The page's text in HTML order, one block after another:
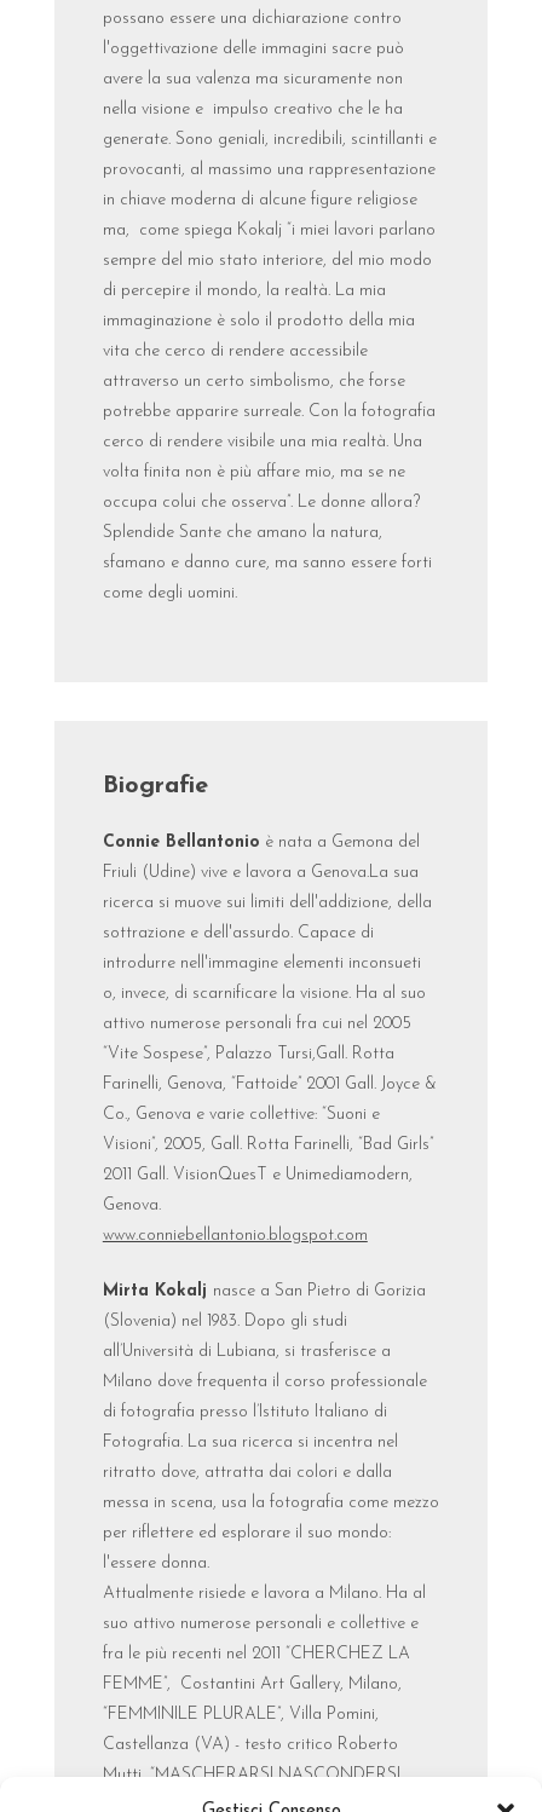
possano essere una dichiarazione contro
l'oggettivazione delle immagini sacre può
avere la sua valenza ma sicuramente non
nella visione e impulso creativo che le ha
generate. Sono geniali, incredibili, scintillanti e
provocanti, al massimo una rappresentazione
in chiave moderna di alcune figure religiose
ma, come spiega Kokalj “i miei lavori parlano
sempre del mio stato interiore, del mio modo
di percepire il mondo, la realtà. La mia
immaginazione è solo il prodotto della mia
vita che cerco di rendere accessibile
attraverso un certo simbolismo, che forse
potrebbe apparire surreale. Con la fotografia
cerco di rendere visibile una mia realtà. Una
volta finita non è più affare mio, ma se ne
occupa colui che osserva”. Le donne allora?
Splendide Sante che amano la natura,
sfamano e danno cure, ma sanno essere forti
come degli uomini.
Biografie
Connie Bellantonio è nata a Gemona del
Friuli (Udine) vive e lavora a Genova.La sua
ricerca si muove sui limiti dell'addizione, della
sottrazione e dell'assurdo. Capace di
introdurre nell'immagine elementi inconsueti
o, invece, di scarnificare la visione. Ha al suo
attivo numerose personali fra cui nel 2005
“Vite Sospese”, Palazzo Tursi,Gall. Rotta
Farinelli, Genova, “Fattoide” 2001 Gall. Joyce &
Co., Genova e varie collettive: “Suoni e
Visioni”, 2005, Gall. Rotta Farinelli, “Bad Girls”
2011 Gall. VisionQuesT e Unimediamodern,
Genova.
www.conniebellantonio.blogspot.com
Mirta Kokalj nasce a San Pietro di Gorizia
(Slovenia) nel 1983. Dopo gli studi
all’Università di Lubiana, si trasferisce a
Milano dove frequenta il corso professionale
di fotografia presso l’Istituto Italiano di
Fotografia. La sua ricerca si incentra nel
ritratto dove, attratta dai colori e dalla
messa in scena, usa la fotografia come mezzo
per riflettere ed esplorare il suo mondo:
l'essere donna.
Attualmente risiede e lavora a Milano. Ha al
suo attivo numerose personali e collettive e
fra le più recenti nel 2011 “CHERCHEZ LA
FEMME”, Costantini Art Gallery, Milano,
“FEMMINILE PLURALE”, Villa Pomini,
Castellanza (VA) - testo critico Roberto
Mutti, “MASCHERARSI NASCONDERSI
SVELARSI”, Takeawaygallery, Roma